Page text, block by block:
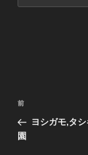
投
ナ
前
の
投
前
ヨシガモ,タ
園